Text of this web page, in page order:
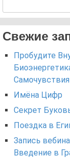
Свежие
Пробудите
Имёна Цифр
Секрет
Поездка в
Запись
Введение в